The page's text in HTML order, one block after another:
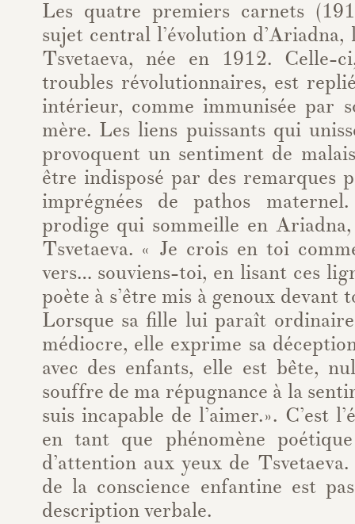
Les quatre premiers carnets
sujet central l’évolution
Tsvetaeva, née en 1912. Celle-
troubles révolutionnaires, est
intérieur, comme immunisée par
mère. Les liens puissants qui
provoquent un sentiment de
être indisposé par des remarques
imprégnées de pathos
prodige qui sommeille en
Tsvetaeva. « Je crois en toi
vers… souviens-toi, en lisant ces
poète à s’être mis à genoux devant
Lorsque sa fille lui paraît
médiocre, elle exprime sa
avec des enfants, elle est bête,
souffre de ma répugnance à la
suis incapable de l’aimer.». C’est
en tant que phénomène
d’attention aux yeux de
de la conscience enfantine est
description verbale.